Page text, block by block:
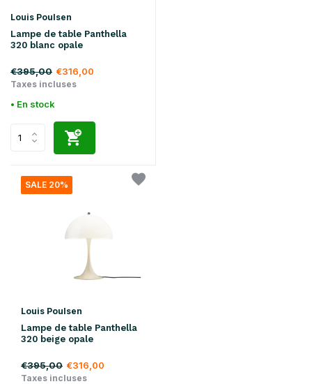
Louis Poulsen
Lampe de table Panthella
320 blanc opale
€395,00 €316,00
Taxes incluses
• En stock
SALE 20%
Louis Poulsen
Lampe de table Panthella
320 beige opale
€395,00 €316,00
Taxes incluses